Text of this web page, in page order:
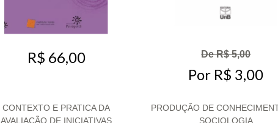
R$ 66,00
CONTEXTO E PRATICA DA
AVALIAÇÃO DE INICIATIVAS
De R$ 5,00
Por R$ 3,00
PRODUÇÃO DE
SOCIOLOGIA